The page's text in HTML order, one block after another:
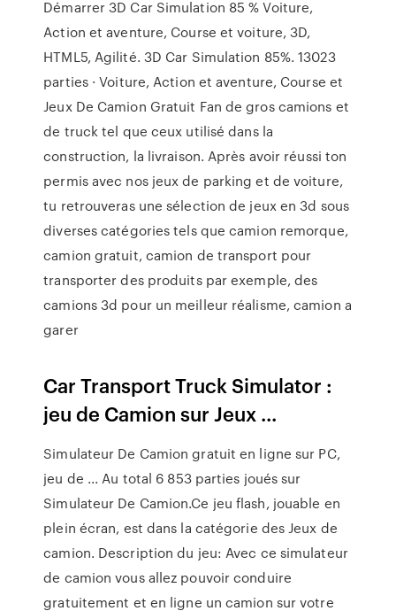
Démarrer 3D Car Simulation 85 % Voiture,
Action et aventure, Course et voiture, 3D,
HTML5, Agilité. 3D Car Simulation 85%. 13023
parties · Voiture, Action et aventure, Course et
Jeux De Camion Gratuit Fan de gros camions et
de truck tel que ceux utilisé dans la
construction, la livraison. Après avoir réussi ton
permis avec nos jeux de parking et de voiture,
tu retrouveras une sélection de jeux en 3d sous
diverses catégories tels que camion remorque,
camion gratuit, camion de transport pour
transporter des produits par exemple, des
camions 3d pour un meilleur réalisme, camion a
garer
Car Transport Truck Simulator :
jeu de Camion sur Jeux ...
Simulateur De Camion gratuit en ligne sur PC,
jeu de ... Au total 6 853 parties joués sur
Simulateur De Camion.Ce jeu flash, jouable en
plein écran, est dans la catégorie des Jeux de
camion. Description du jeu: Avec ce simulateur
de camion vous allez pouvoir conduire
gratuitement et en ligne un camion sur votre